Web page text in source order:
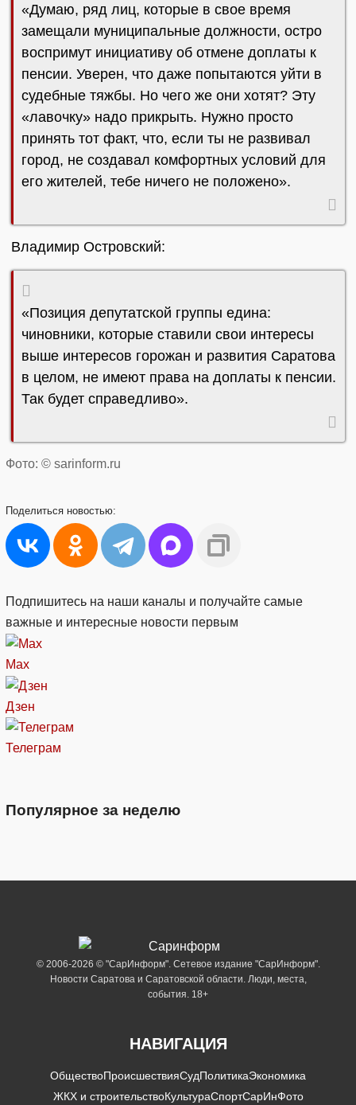
«Думаю, ряд лиц, которые в свое время
замещали муниципальные должности, остро
воспримут инициативу об отмене доплаты к
пенсии. Уверен, что даже попытаются уйти в
судебные тяжбы. Но чего же они хотят? Эту
«лавочку» надо прикрыть. Нужно просто
принять тот факт, что, если ты не развивал
город, не создавал комфортных условий для
его жителей, тебе ничего не положено».
Владимир Островский:
«Позиция депутатской группы едина:
чиновники, которые ставили свои интересы
выше интересов горожан и развития Саратова
в целом, не имеют права на доплаты к пенсии.
Так будет справедливо».
Фото: © sarinform.ru
Поделиться новостью:
Подпишитесь на наши каналы и получайте самые
важные и интересные новости первым
Max
Дзен
Телеграм
Популярное за неделю
© 2006-2026 © "СарИнформ". Сетевое издание "СарИнформ".
Новости Саратова и Саратовской области. Люди, места,
события. 18+
НАВИГАЦИЯ
ОбществоПроисшествияСудПолитикаЭкономика
ЖКХ и строительствоКультураСпортСарИнФото